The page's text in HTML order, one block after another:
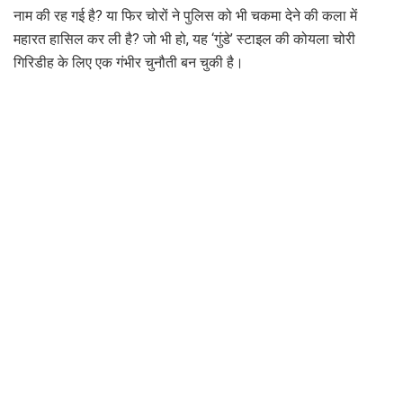
नाम की रह गई है? या फिर चोरों ने पुलिस को भी चकमा देने की कला में
महारत हासिल कर ली है? जो भी हो, यह ‘गुंडे’ स्टाइल की कोयला चोरी
गिरिडीह के लिए एक गंभीर चुनौती बन चुकी है।